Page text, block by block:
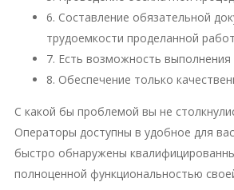
6. Составление обязательной
трудоемкости проделанной
7. Есть возможность
8. Обеспечение только
С какой бы проблемой вы не
Операторы доступны в удобное для
быстро обнаружены
полноценной функциональностью